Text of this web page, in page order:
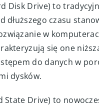
Disk Drive) to
dłuższego czasu
w
się one
do danych w
dysków.
State Drive) to